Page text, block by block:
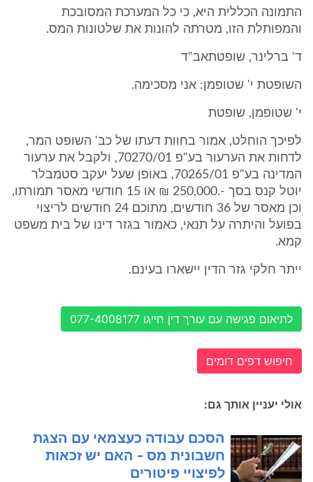
התמונה הכללית היא, כי כל המערכת המסובכת
והמפותלת הזו, מטרתה להונות את שלטונות המס.
ד' ברלינר, שופטתאב"ד
השופטת י' שטופמן: אני מסכימה.
י' שטופמן, שופטת
לפיכך הוחלט, אמור בחוות דעתו של כב' השופט המר,
לדחות את הערעור בע"פ 70270/01, ולקבל את ערעור
המדינה בע"פ 70265/01, באופן שעל יעקב סטמבלר
יוטל קנס בסך -.250,000 ₪ או 15 חודשי מאסר תמורתו,
וכן מאסר של 36 חודשים, מתוכם 24 חודשים לריצוי
בפועל והיתרה על תנאי, כאמור בגזר דינו של בית משפט
קמא.
ייתר חלקי גזר הדין יישארו בעינם.
לתיאום פגישה עם עורך דין חייגו 077-4008177
חיפוש דפים דומים
אולי יעניין אותך גם:
הסכם עבודה כעצמאי עם הצגת
חשבונית מס - האם יש זכאות
לפיצויי פיטורים